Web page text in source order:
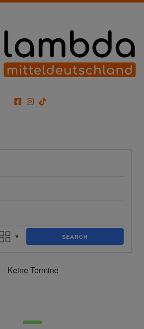
SEARCH
Keine Termine